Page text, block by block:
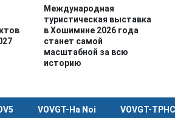
Международная
туристическая выставка
в Хошимине 2026 года
станет самой
масштабной за всю
историю
VOVGT-Ha Noi VOVGT-